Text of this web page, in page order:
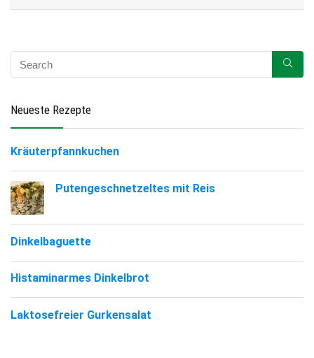
Neueste Rezepte
Kräuterpfannkuchen
Putengeschnetzeltes mit Reis
Dinkelbaguette
Histaminarmes Dinkelbrot
Laktosefreier Gurkensalat